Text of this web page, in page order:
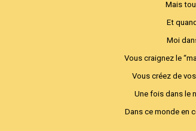
Mais
Et
Moi
Vous craignez le
Vous créez de
Une fois dans le
Dans ce monde en